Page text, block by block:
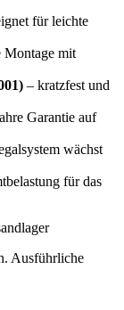
für leichte
Montage mit
– kratzfest und
Garantie auf
wächst
für das
Ausführliche